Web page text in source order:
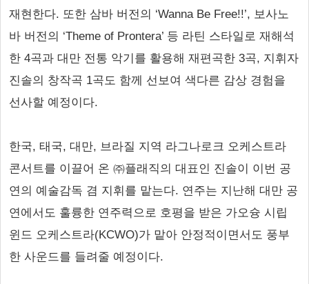
재현한다. 또한 삼바 버전의 ‘Wanna Be Free!!’, 보사노
바 버전의 ‘Theme of Prontera’ 등 라틴 스타일로 재해석
한 4곡과 대만 전통 악기를 활용해 재편곡한 3곡, 지휘자
진솔의 창작곡 1곡도 함께 선보여 색다른 감상 경험을
선사할 예정이다.
한국, 태국, 대만, 브라질 지역 라그나로크 오케스트라
콘서트를 이끌어 온 ㈜플래직의 대표인 진솔이 이번 공
연의 예술감독 겸 지휘를 맡는다. 연주는 지난해 대만 공
연에서도 훌륭한 연주력으로 호평을 받은 가오슝 시립
윈드 오케스트라(KCWO)가 맡아 안정적이면서도 풍부
한 사운드를 들려줄 예정이다.